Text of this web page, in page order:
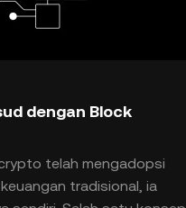
dengan Block
telah mengadopsi
tradisional, ia